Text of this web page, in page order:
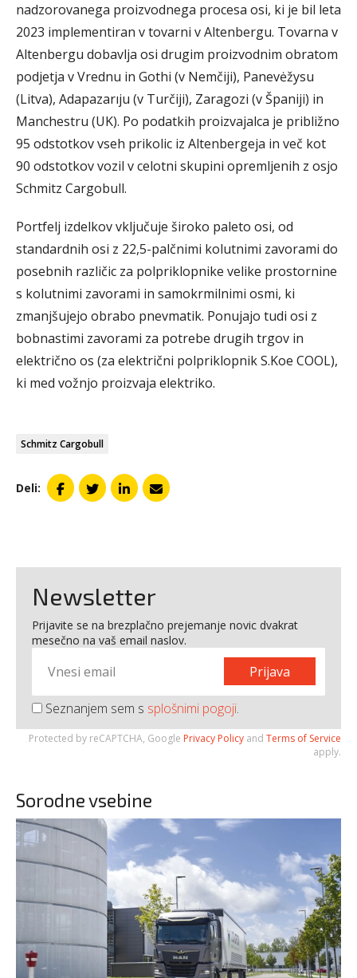
nadzorovanega proizvodnega procesa osi, ki je bil leta
2023 implementiran v tovarni v Altenbergu. Tovarna v
Altenbergu dobavlja osi drugim proizvodnim obratom
podjetja v Vrednu in Gothi (v Nemčiji), Panevėžysu
(Litva), Adapazarıju (v Turčiji), Zaragozi (v Španiji) in
Manchestru (UK). Po podatkih proizvajalca je približno
95 odstotkov vseh prikolic iz Altenbergeja in več kot
90 odstotkov vozil v celotni skupini opremljenih z osjo
Schmitz Cargobull.
Portfelj izdelkov vključuje široko paleto osi, od
standardnih osi z 22,5-palčnimi kolutnimi zavorami do
posebnih različic za polpriklopnike velike prostornine
s kolutnimi zavorami in samokrmilnimi osmi, ki
zmanjšujejo obrabo pnevmatik. Ponujajo tudi osi z
bobnastimi zavorami za potrebe drugih trgov in
električno os (za električni polpriklopnik S.Koe COOL),
ki med vožnjo proizvaja elektriko.
Schmitz Cargobull
Deli:
Newsletter
Prijavite se na brezplačno prejemanje novic dvakrat
mesečno na vaš email naslov.
Prijava
Seznanjem sem s splošnimi pogoji.
Protected by reCAPTCHA, Google Privacy Policy and Terms of Service
apply.
Sorodne vsebine